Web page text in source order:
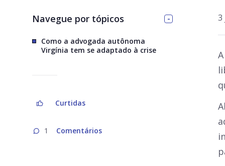
Navegue por tópicos
Como a advogada autônoma
Virgínia tem se adaptado à crise
Curtidas
1 Comentários
3